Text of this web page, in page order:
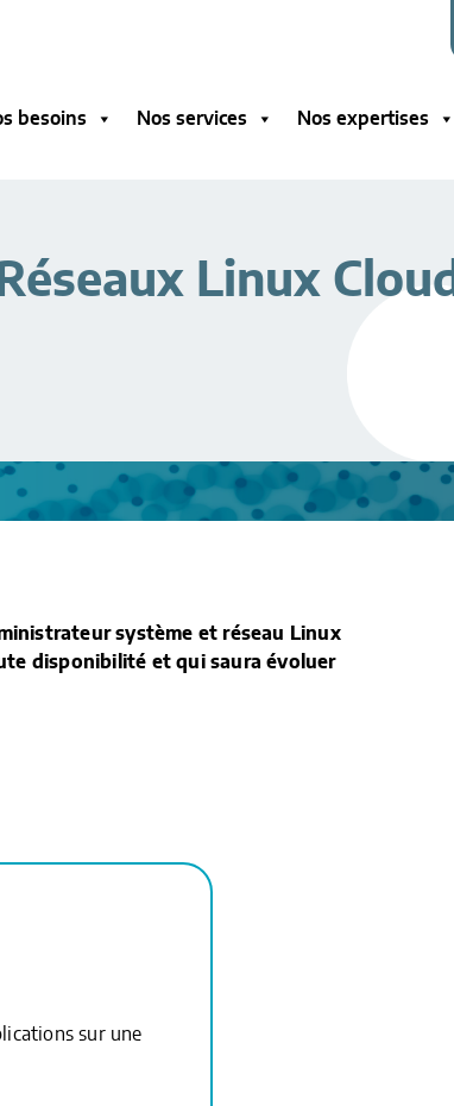
besoins Nos services Nos expertises
Linux Cloud
système et réseau Linux
disponibilité et qui saura évoluer
sur une